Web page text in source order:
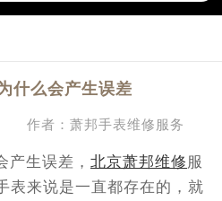
方售后客户服务热线：400-885-0231
中心最新网点地址：
什么会产生误差
作者：萧邦手表维修服务
生误差， 北京萧邦维修 服
表来说是一直都存在的，就